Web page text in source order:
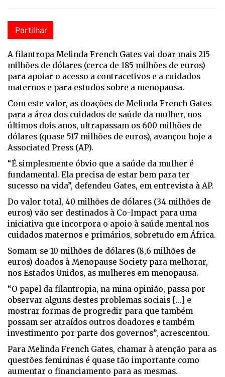
Partilhar
A filantropa Melinda French Gates vai doar mais 215
milhões de dólares (cerca de 185 milhões de euros)
para apoiar o acesso a contracetivos e a cuidados
maternos e para estudos sobre a menopausa.
Com este valor, as doações de Melinda French Gates
para a área dos cuidados de saúde da mulher, nos
últimos dois anos, ultrapassam os 600 milhões de
dólares (quase 517 milhões de euros), avançou hoje a
Associated Press (AP).
“É simplesmente óbvio que a saúde da mulher é
fundamental. Ela precisa de estar bem para ter
sucesso na vida”, defendeu Gates, em entrevista à AP.
Do valor total, 40 milhões de dólares (34 milhões de
euros) vão ser destinados à Co-Impact para uma
iniciativa que incorpora o apoio à saúde mental nos
cuidados maternos e primários, sobretudo em África.
Somam-se 10 milhões de dólares (8,6 milhões de
euros) doados à Menopause Society para melhorar,
nos Estados Unidos, as mulheres em menopausa.
“O papel da filantropia, na mina opinião, passa por
observar alguns destes problemas sociais [...] e
mostrar formas de progredir para que também
possam ser atraídos outros doadores e também
investimento por parte dos governos”, acrescentou.
Para Melinda French Gates, chamar à atenção para as
questões femininas é quase tão importante como
aumentar o financiamento para as mesmas.